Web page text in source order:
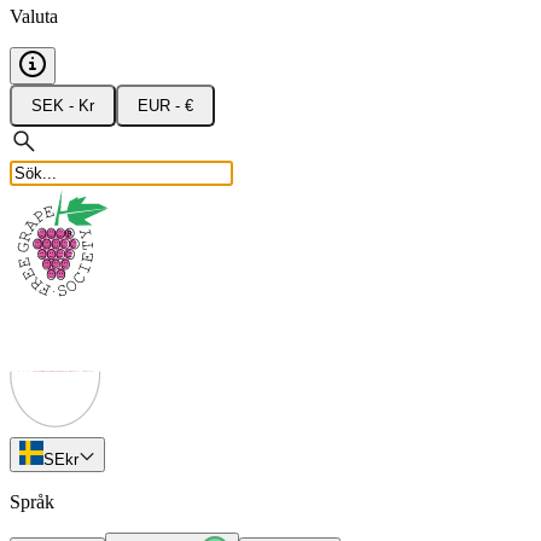
Valuta
SEK - Kr EUR - €
SEkr
Språk